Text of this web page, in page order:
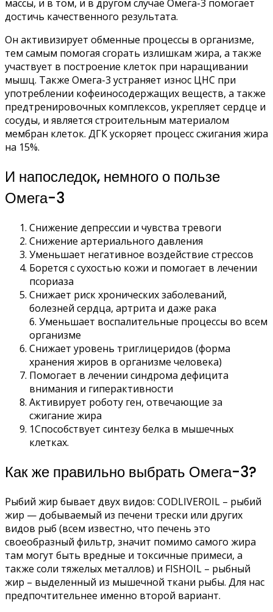
массы, и в том, и в другом случае Омега-3 помогает
достичь качественного результата.
Он активизирует обменные процессы в организме,
тем самым помогая сгорать излишкам жира, а также
участвует в построение клеток при наращивании
мышц. Также Омега-3 устраняет износ ЦНС при
употреблении кофеиносодержащих веществ, а также
предтренировочных комплексов, укрепляет сердце и
сосуды, и является строительным материалом
мембран клеток. ДГК ускоряет процесс сжигания жира
на 15%.
И напоследок, немного о пользе
Омега-3
Снижение депрессии и чувства тревоги
Снижение артериального давления
Уменьшает негативное воздействие стрессов
Борется с сухостью кожи и помогает в лечении
псориаза
Снижает риск хронических заболеваний,
болезней сердца, артрита и даже рака
6. Уменьшает воспалительные процессы во всем
организме
Снижает уровень триглицеридов (форма
хранения жиров в организме человека)
Помогает в лечении синдрома дефицита
внимания и гиперактивности
Активирует роботу ген, отвечающие за
сжигание жира
1Способствует синтезу белка в мышечных
клетках.
Как же правильно выбрать Омега-3?
Рыбий жир бывает двух видов: CODLIVEROIL – рыбий
жир — добываемый из печени трески или других
видов рыб (всем известно, что печень это
своеобразный фильтр, значит помимо самого жира
там могут быть вредные и токсичные примеси, а
также соли тяжелых металлов) и FISHOIL – рыбный
жир – выделенный из мышечной ткани рыбы. Для нас
предпочтительнее именно второй вариант.